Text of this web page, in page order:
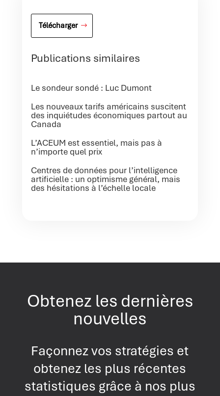
Télécharger
Publications similaires
Le sondeur sondé : Luc Dumont
Les nouveaux tarifs américains suscitent
des inquiétudes économiques partout au
Canada
L’ACEUM est essentiel, mais pas à
n’importe quel prix
Centres de données pour l’intelligence
artificielle : un optimisme général, mais
des hésitations à l’échelle locale
Obtenez les dernières
nouvelles
Façonnez vos stratégies et
obtenez les plus récentes
statistiques grâce à nos plus